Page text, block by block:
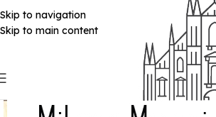
Skip to navigation
Skip to main content